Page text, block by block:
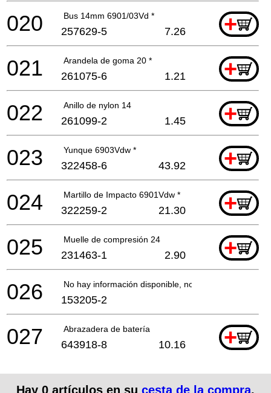
Bus 14mm 6901/03Vd * +
020 257629-5 7.26
Arandela de goma 20 * +
021 261075-6 1.21
Anillo de nylon 14 +
022 261099-2 1.45
Yunque 6903Vdw * +
023 322458-6 43.92
Martillo de Impacto 6901Vdw * +
024 322259-2 21.30
Muelle de compresión 24 +
025 231463-1 2.90
No hay información disponible, no se puede pedir
026 153205-2
Abrazadera de batería +
027 643918-8 10.16
Hay 0 artículos en su cesta de la compra.